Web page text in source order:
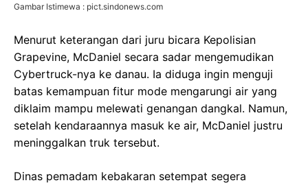
Gambar Istimewa : pict.sindonews.com
Menurut keterangan dari juru bicara Kepolisian
Grapevine, McDaniel secara sadar mengemudikan
Cybertruck-nya ke danau. Ia diduga ingin menguji
batas kemampuan fitur mode mengarungi air yang
diklaim mampu melewati genangan dangkal. Namun,
setelah kendaraannya masuk ke air, McDaniel justru
meninggalkan truk tersebut.
Dinas pemadam kebakaran setempat segera